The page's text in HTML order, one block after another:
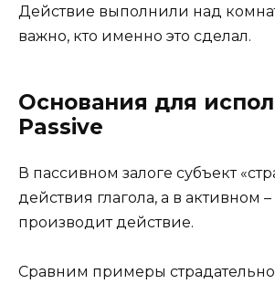
Действие выполнили над
важно, кто именно это сделал.
Основания для
Passive
В пассивном залоге субъект
действия глагола, а в активном –
производит действие.
Сравним примеры